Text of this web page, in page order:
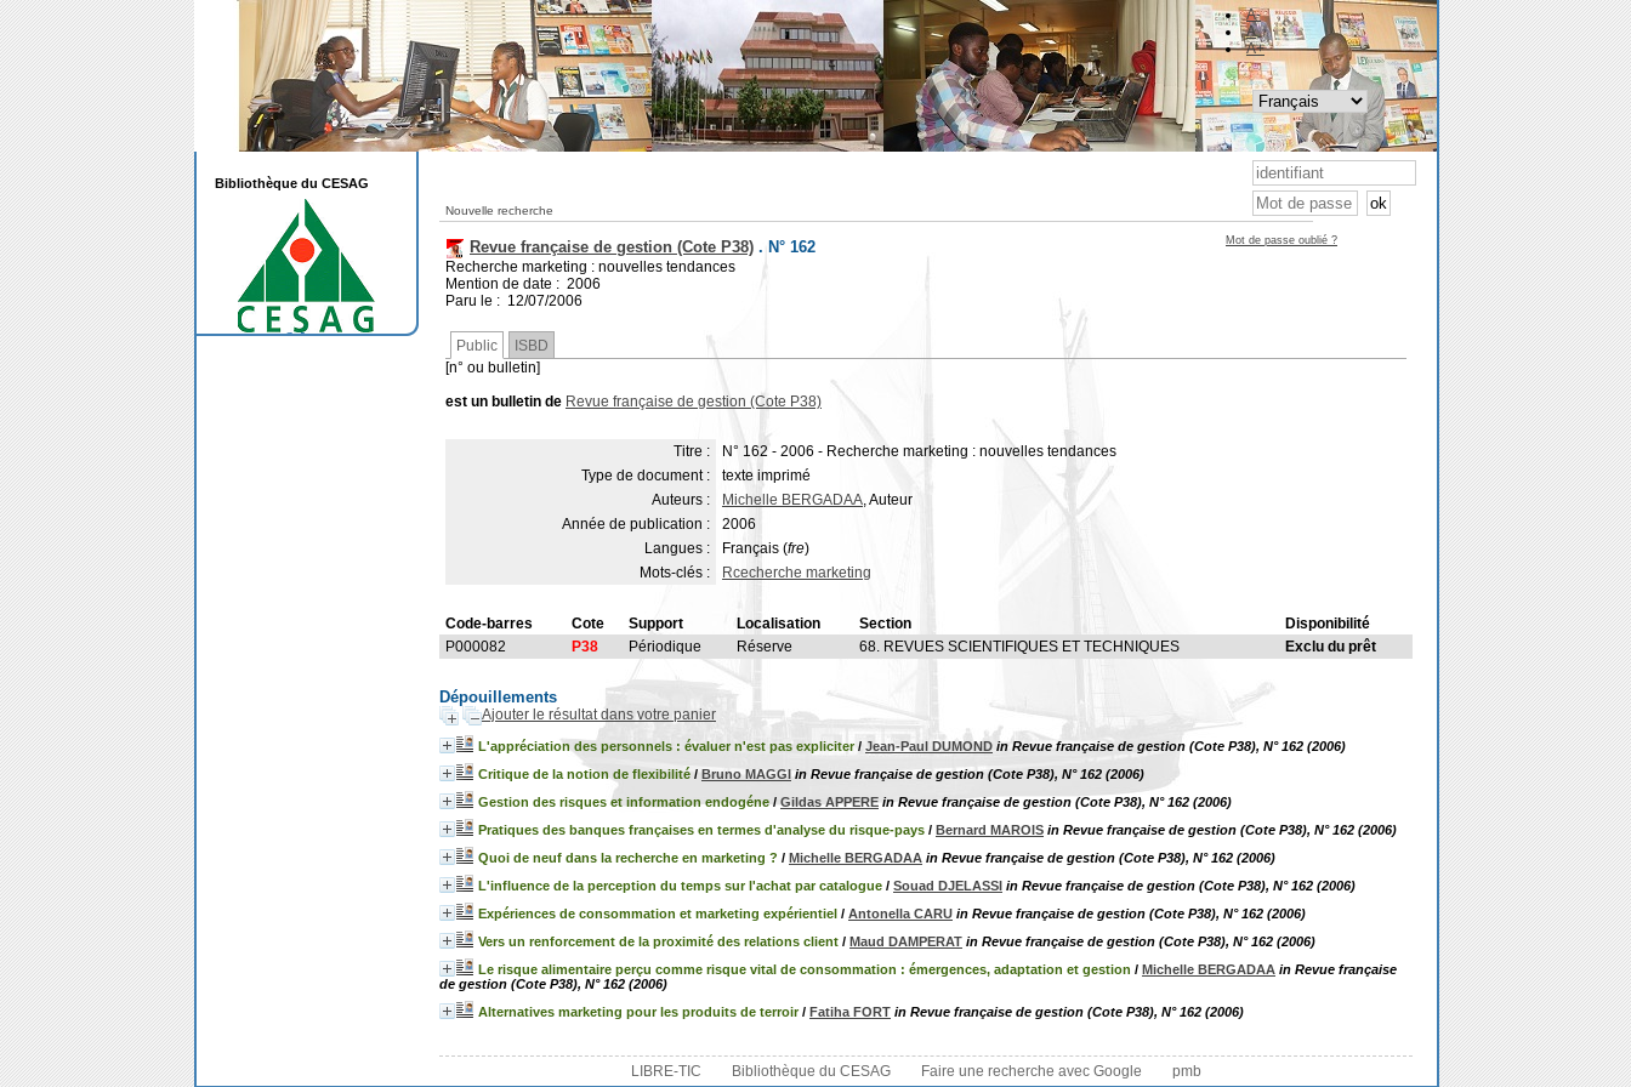
Nouvelle recherche
Revue française de gestion (Cote P38) . N° 162
Recherche marketing : nouvelles tendances
Mention de date : 2006
Paru le : 12/07/2006
Public
ISBD
[n° ou bulletin]
est un bulletin de Revue française de gestion (Cote P38)
Titre :
N° 162 - 2006 - Recherche marketing : nouvelles tendances
Type de document :
texte imprimé
Auteurs :
Michelle BERGADAA, Auteur
Année de publication :
2006
Langues :
Français (fre)
Mots-clés :
Rcecherche marketing
Code-barres Cote Support Localisation Section
Disponibilité
P000082
P38 Périodique Réserve 68. REVUES SCIENTIFIQUES ET TECHNIQUES Exclu du prêt
Dépouillements
Ajouter le résultat dans votre panier
L'appréciation des personnels : évaluer n'est pas expliciter/ Jean-Paul DUMOND in Revue française de gestion (Cote P38), N° 162 (2006)
Critique de la notion de flexibilité / Bruno MAGGI in Revue française de gestion (Cote P38), N° 162 (2006)
Gestion des risques et information endogéne/ Gildas APPERE in Revue française de gestion (Cote P38), N° 162 (2006)
Pratiques des banques françaises en termes d'analyse du risque-pays / Bernard MAROIS in Revue française de gestion (Cote P38), N° 162 (2006)
Quoi de neuf dans la recherche en marketing ? / Michelle BERGADAA in Revue française de gestion (Cote P38), N° 162 (2006)
L'influence de la perception du temps sur l'achat par catalogue / Souad DJELASSI in Revue française de gestion (Cote P38), N° 162 (2006)
Expériences de consommation et marketing expérientiel / Antonella CARU in Revue française de gestion (Cote P38), N° 162 (2006)
Vers un renforcement de la proximité des relations client / Maud DAMPERAT in Revue française de gestion (Cote P38), N° 162 (2006)
Le risque alimentaire perçu comme risque vital de consommation : émergences, adaptation et gestion / Michelle BERGADAA in Revue française
de gestion (Cote P38), N° 162 (2006)
Alternatives marketing pour les produits de terroir/ Fatiha FORT in Revue française de gestion (Cote P38), N° 162 (2006)
LIBRE-TIC Bibliothèque du CESAG Faire une recherche avec Google pmb
Bibliothèque du CESAG
A-
A
A+
Mot de passe oublié ?